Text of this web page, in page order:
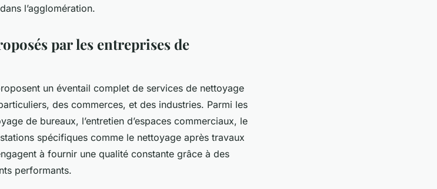
l’agglomération.
par les entreprises de
un éventail complet de services de nettoyage
des commerces, et des industries. Parmi les
de bureaux, l’entretien d’espaces commerciaux, le
spécifiques comme le nettoyage après travaux
à fournir une qualité constante grâce à des
performants.